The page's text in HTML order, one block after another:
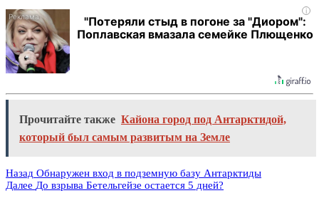
i
"Потеряли стыд в погоне за "Диором":
Поплавская вмазала семейке Плющенко
Прочитайте также Кайона город под Антарктидой,
который был самым развитым на Земле
Назад Обнаружен вход в подземную базу Антарктиды
Далее До взрыва Бетельгейзе остается 5 дней?